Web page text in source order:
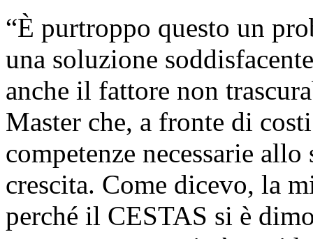
“È purtroppo questo un
una soluzione
anche il fattore non
Master che, a fronte di
competenze necessarie
crescita. Come dicevo, la
perché il CESTAS si è